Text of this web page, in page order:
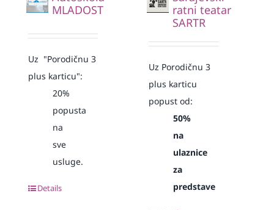
MLADOST
Uz "Porodičnu 3
plus karticu":
20%
popusta
na
sve
usluge.
Details
ratni teatar
SARTR
Uz Porodičnu 3
plus karticu
popust od:
50%
na
ulaznice
za
predstave